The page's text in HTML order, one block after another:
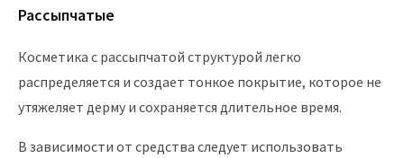
Рассыпчатые
Косметика с рассыпчатой структурой легко
распределяется и создает тонкое покрытие, которое не
утяжеляет дерму и сохраняется длительное время.
В зависимости от средства следует использовать